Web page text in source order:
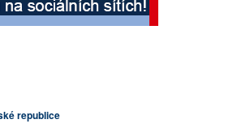
republice